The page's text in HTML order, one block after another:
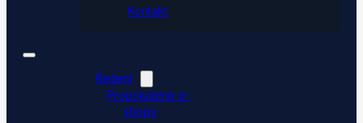
Kontakt
Řešení
Propojujeme e-
shopy